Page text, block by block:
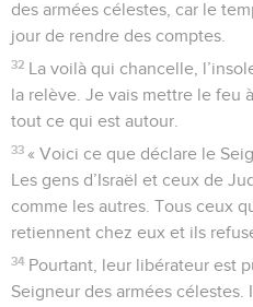
des armées célestes, car le
jour de rendre des comptes.
32 La voilà qui chancelle,
la relève. Je vais mettre le feu
tout ce qui est autour.
33 « Voici ce que déclare le
Les gens d’Israël et ceux de
comme les autres. Tous ceux
retiennent chez eux et ils
34 Pourtant, leur libérateur est
Seigneur des armées